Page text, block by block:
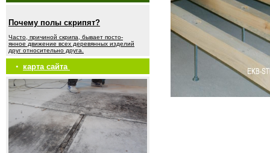
Почему полы скрипят?
Часто, причиной скрипа, бывает посто-
янное движение всех деревянных изделий
друг относительно друга.
• карта сайта